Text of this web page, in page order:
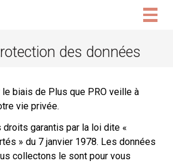
des données
biais de Plus que PRO veille à
vie privée.
garantis par la loi dite «
» du 7 janvier 1978. Les données
collectons le sont pour vous